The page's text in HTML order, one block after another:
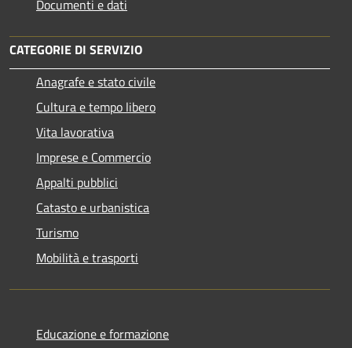
Documenti e dati
CATEGORIE DI SERVIZIO
Anagrafe e stato civile
Cultura e tempo libero
Vita lavorativa
Imprese e Commercio
Appalti pubblici
Catasto e urbanistica
Turismo
Mobilità e trasporti
Educazione e formazione